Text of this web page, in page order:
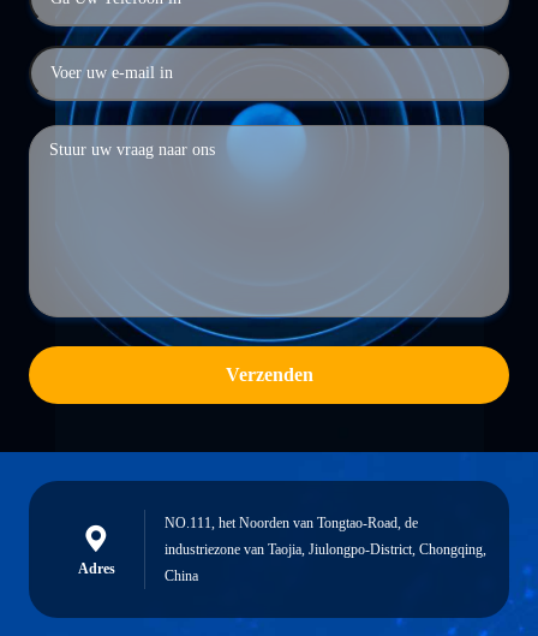
Verzenden
Adres
NO.111, het Noorden van Tongtao-Road, de
industriezone van Taojia, Jiulongpo-District, Chongqing,
China